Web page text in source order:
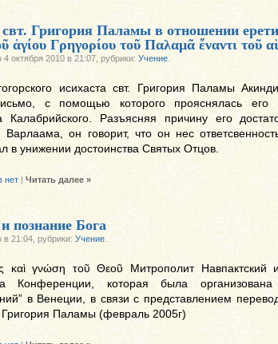
Григория Паламы в отношении
ἁγίου Γρηγορίου τοῦ Παλαμᾶ ἔναντι τοῦ
октября 2010 в 21:07, рубрики: Учение
исихаста свт. Григория Паламы
с помощью которого прояснялась его
Калабрийского. Разъясняя причину его
он говорит, что он нес
в унижении достоинства Святых Отцов.
нет | Читать далее »
познание Бога
21:04, рубрики: Учение
καὶ γνώση τοῦ Θεοῦ Митрополит
Конференции, которая была организована
в Венеции, в связи с представлением
Григория Паламы (февраль 2005г)